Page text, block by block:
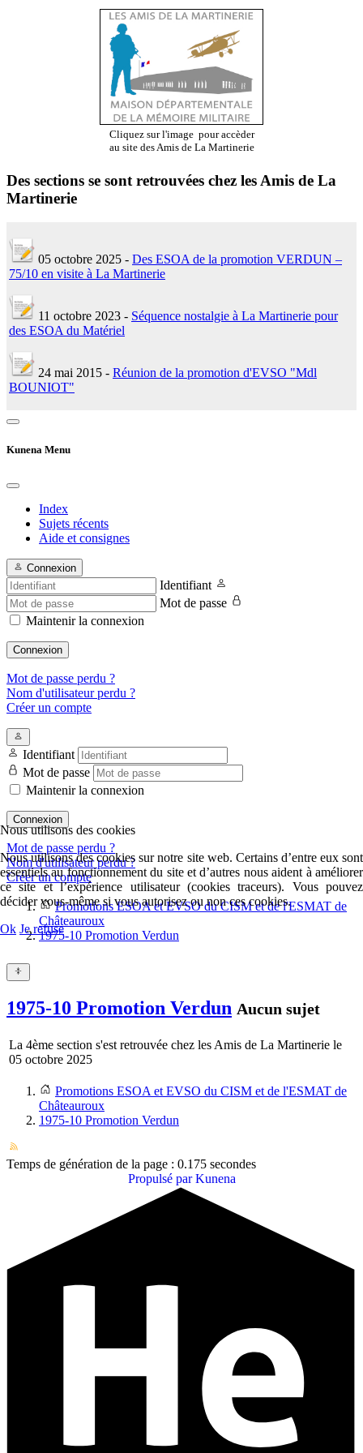
Cliquez sur l'image pour accèder
au site des Amis de La Martinerie
Des sections se sont retrouvées chez les Amis de La
Martinerie
05 octobre 2025 - Des ESOA de la promotion VERDUN –
75/10 en visite à La Martinerie
11 octobre 2023 - Séquence nostalgie à La Martinerie pour
des ESOA du Matériel
24 mai 2015 - Réunion de la promotion d'EVSO "Mdl
BOUNIOT"
Kunena Menu
Index
Sujets récents
Aide et consignes
Connexion
Identifiant
Mot de passe
Maintenir la connexion
Connexion
Mot de passe perdu ?
Nom d'utilisateur perdu ?
Créer un compte
Identifiant
Mot de passe
Maintenir la connexion
Connexion
Mot de passe perdu ?
Nom d'utilisateur perdu ?
Créer un compte
Promotions ESOA et EVSO du CISM et de l'ESMAT de
Châteauroux
1975-10 Promotion Verdun
1975-10 Promotion Verdun Aucun sujet
La 4ème section s'est retrouvée chez les Amis de La Martinerie le
05 octobre 2025
Promotions ESOA et EVSO du CISM et de l'ESMAT de
Châteauroux
1975-10 Promotion Verdun
Temps de génération de la page : 0.175 secondes
Propulsé parKunena
Nous utilisons des cookies
Nous utilisons des cookies sur notre site web. Certains d’entre eux sont
essentiels au fonctionnement du site et d’autres nous aident à améliorer
ce site et l’expérience utilisateur (cookies traceurs). Vous pouvez
décider vous-même si vous autorisez ou non ces cookies.
Ok Je refuse